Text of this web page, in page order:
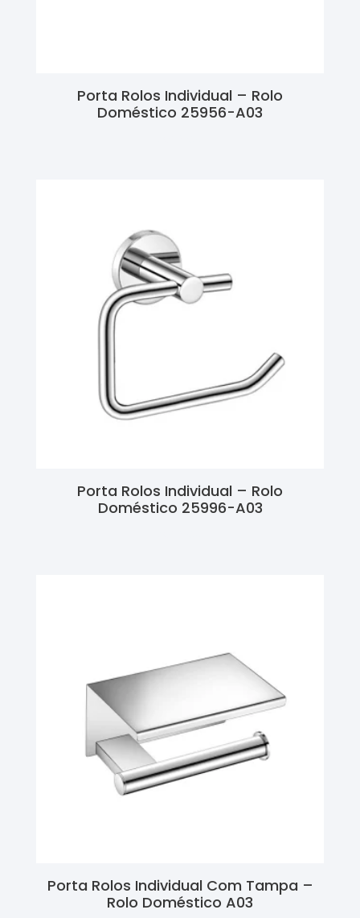
Porta Rolos Individual – Rolo
Doméstico 25956-A03
Porta Rolos Individual – Rolo
Doméstico 25996-A03
Porta Rolos Individual Com Tampa –
Rolo Doméstico A03